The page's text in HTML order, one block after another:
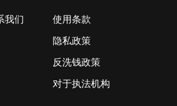
我们
使用条款
隐私政策
反洗钱政策
对于执法机构